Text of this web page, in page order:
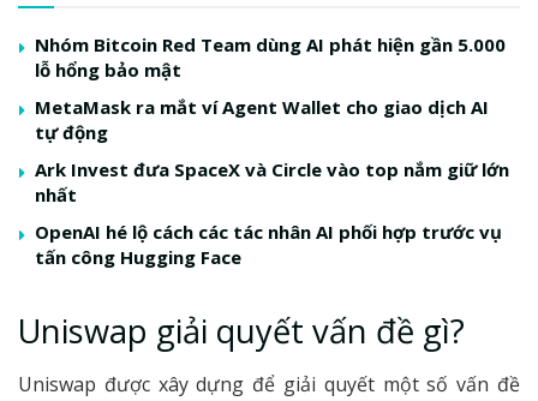
Nhóm Bitcoin Red Team dùng AI phát hiện gần 5.000
lỗ hổng bảo mật
MetaMask ra mắt ví Agent Wallet cho giao dịch AI
tự động
Ark Invest đưa SpaceX và Circle vào top nắm giữ lớn
nhất
OpenAI hé lộ cách các tác nhân AI phối hợp trước vụ
tấn công Hugging Face
Uniswap giải quyết vấn đề gì?
Uniswap được xây dựng để giải quyết một số vấn đề